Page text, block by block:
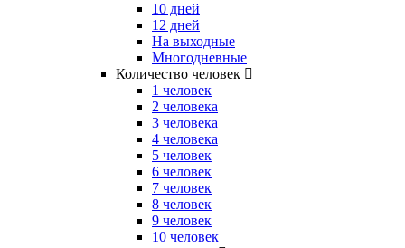
10 дней
12 дней
На выходные
Многодневные
Количество человек
1 человек
2 человека
3 человека
4 человека
5 человек
6 человек
7 человек
8 человек
9 человек
10 человек